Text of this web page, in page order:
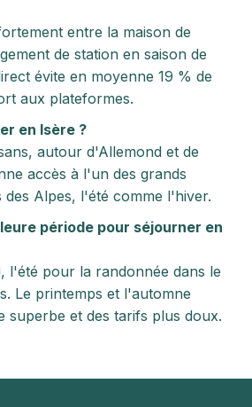
entre la maison de
de station en saison de
évite en moyenne 19 % de
aux plateformes.
en Isère ?
autour d'Allemond et de
accès à l'un des grands
des Alpes, l'été comme l'hiver.
période pour séjourner en
l'été pour la randonnée dans le
Le printemps et l'automne
superbe et des tarifs plus doux.